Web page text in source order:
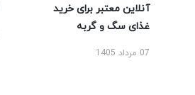
آنلاین معتبر برای خرید
غذای سگ و گربه
07 مرداد 1405